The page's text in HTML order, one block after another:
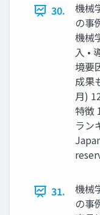
30.
機械
の事
機械
入 •
境要
成果
月)
特徴
ラン
31.
機械
の事